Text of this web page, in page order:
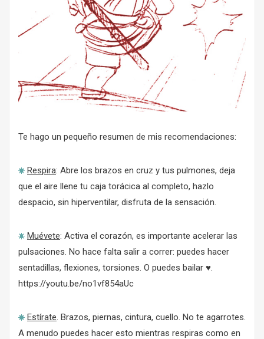
Te hago un pequeño resumen de mis recomendaciones:
Respira: Abre los brazos en cruz y tus pulmones, deja
que el aire llene tu caja torácica al completo, hazlo
despacio, sin hiperventilar, disfruta de la sensación.
Muévete: Activa el corazón, es importante acelerar las
pulsaciones. No hace falta salir a correr: puedes hacer
sentadillas, flexiones, torsiones. O puedes bailar ♥.
https://youtu.be/no1vf854aUc
Estírate. Brazos, piernas, cintura, cuello. No te agarrotes.
A menudo puedes hacer esto mientras respiras como en